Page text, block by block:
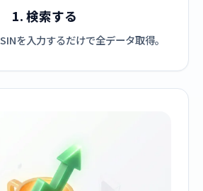
1. 検索する
を入力するだけで全データ取得。